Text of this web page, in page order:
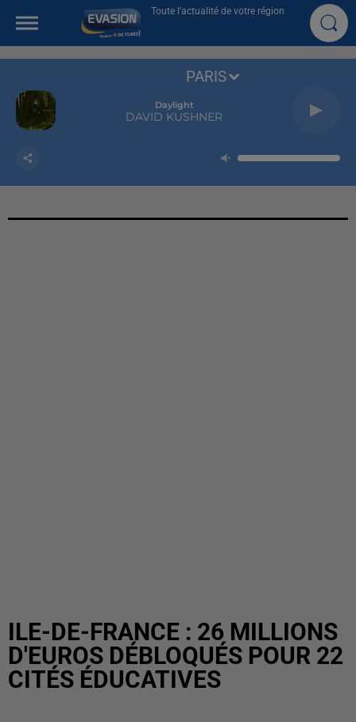
Toute l'actualité de votre région
Daylight
DAVID KUSHNER
PARIS
ILE-DE-FRANCE : 26 MILLIONS
D'EUROS DÉBLOQUÉS POUR 22
CITÉS ÉDUCATIVES